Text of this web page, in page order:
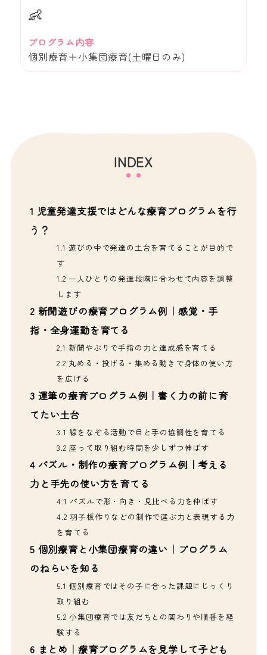
👶
プログラム内容
個別療育＋小集団療育(土曜日のみ)
INDEX
1 児童発達支援ではどんな療育プログラムを行
う？
1.1 遊びの中で発達の土台を育てることが目的で
す
1.2 一人ひとりの発達段階に合わせて内容を調整
します
2 新聞遊びの療育プログラム例｜感覚・手
指・全身運動を育てる
2.1 新聞やぶりで手指の力と達成感を育てる
2.2 丸める・投げる・集める動きで身体の使い方
を広げる
3 運筆の療育プログラム例｜書く力の前に育
てたい土台
3.1 線をなぞる活動で目と手の協調性を育てる
3.2 座って取り組む時間を少しずつ伸ばす
4パズル・制作の療育プログラム例｜考える
力と手先の使い方を育てる
4.1 パズルで形・向き・見比べる力を伸ばす
4.2 羽子板作りなどの制作で選ぶ力と表現する力
を育てる
5 個別療育と小集団療育の違い｜プログラム
のねらいを知る
5.1 個別療育ではその子に合った課題にじっくり
取り組む
5.2 小集団療育では友だちとの関わりや順番を経
験する
6 まとめ｜療育プログラムを見学して子ども